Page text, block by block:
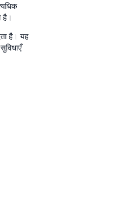
है।
है। यह